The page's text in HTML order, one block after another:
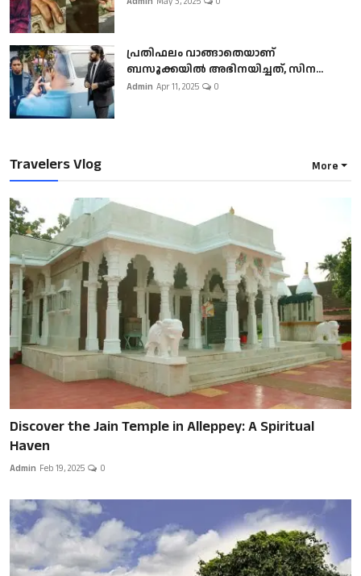
പ്രതിഫലം വാങ്ങാതെയാണ്
ബസൂക്കയില്‍ അഭിനയിച്ചത്, സിന...
Admin Apr 11, 2025 0
Travelers Vlog More
Discover the Jain Temple in Alleppey: A Spiritual
Haven
Admin Feb 19, 2025 0